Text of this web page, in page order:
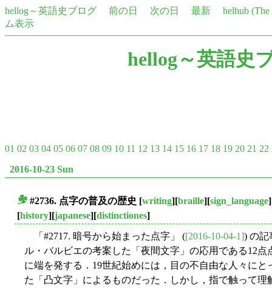
hellog～英語史ブログ 前の日 次の日 最新
helhub
ム表示
hellog～英語史
01 02 03 04 05 06 07 08 09 10 11 12 13 14 15 16 17 18 19 20 21 22
2016-10-23 Sun
#2736. 点字の普及の歴史 [writing][braille][sign_language
[history][japanese][distinctiones]
「#2717. 暗号から始まった点字」 ([2016-10-04-1]) の記
ル・バルビエの考案した「夜間文字」の応用である12
に端を発する．19世紀始めには，目の不自由な人々に
た「凸文字」によるものだった．しかし，指で触って